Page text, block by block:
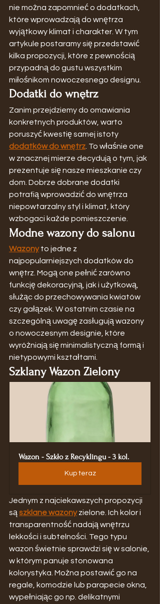
nie można zapomnieć o dodatkach,
które wprowadzają do wnętrza
wyjątkowy klimat i charakter. W tym
artykule postaramy się przedstawić
kilka propozycji, które z pewnością
przypadną do gustu wszystkim
miłośnikom nowoczesnego designu.
Dodatki do wnętrz
Zanim przejdziemy do omawiania
konkretnych produktów, warto
poruszyć kwestię samej istoty
dodatków do wnętrz . To właśnie one
w znacznej mierze decydują o tym, jak
prezentuje się nasze mieszkanie czy
dom. Dobrze dobrane dodatki
potrafią wprowadzić do wnętrza
niepowtarzalny styl i klimat, który
wzbogaci każde pomieszczenie.
Modne wazony do salonu
Wazony to jedne z
najpopularniejszych dodatków do
wnętrz. Mogą one pełnić zarówno
funkcję dekoracyjną, jak i użytkową,
służąc do przechowywania kwiatów
czy gałązek. W ostatnim czasie na
szczególną uwagę zasługują wazony
o nowoczesnym designie, które
wyróżniają się minimalistyczną formą i
nietypowymi kształtami.
Szklany Wazon Zielony
Wazon - Szkło z Recyklingu - 3 kol.
Kup teraz
Jednym z najciekawszych propozycji
są szklane wazony zielone. Ich kolor i
transparentność nadają wnętrzu
lekkości i subtelności. Tego typu
wazon świetnie sprawdzi się w salonie,
w którym panuje stonowana
kolorystyka. Można postawić go na
regale, komodzie lub parapecie okna,
wypełniając go np. delikatnymi